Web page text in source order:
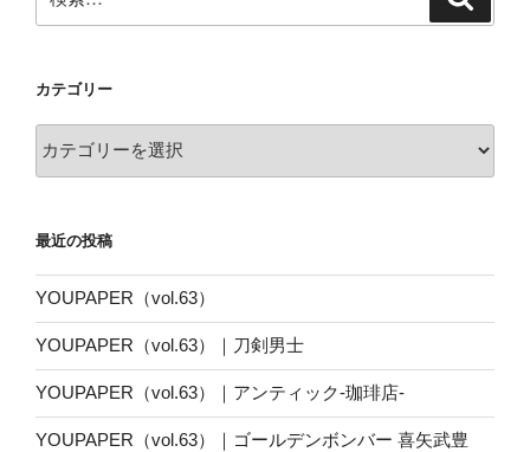
索:
カテゴリー
テ
ー
最近の投稿
YOUPAPER（vol.63）
YOUPAPER（vol.63）｜刀剣男士
YOUPAPER（vol.63）｜アンティック-珈琲店-
YOUPAPER（vol.63）｜ゴールデンボンバー 喜矢武豊